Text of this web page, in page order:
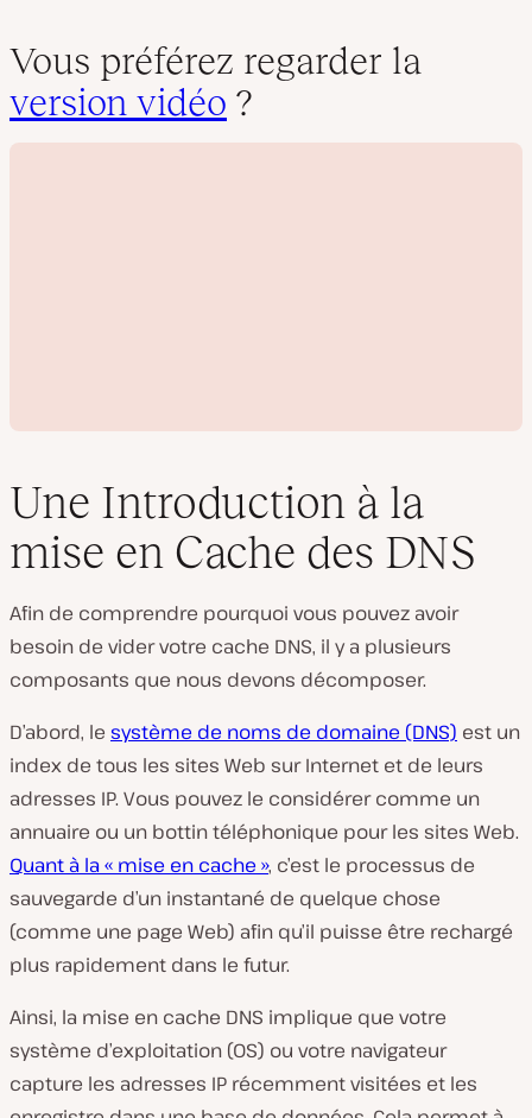
Vous préférez regarder la
version vidéo ?
r
a
v
d
é
o
Une Introduction à la
mise en Cache des DNS
Afin de comprendre pourquoi vous pouvez avoir
besoin de vider votre cache DNS, il y a plusieurs
composants que nous devons décomposer.
D’abord, le système de noms de domaine (DNS) est un
index de tous les sites Web sur Internet et de leurs
adresses IP. Vous pouvez le considérer comme un
annuaire ou un bottin téléphonique pour les sites Web.
Quant à la « mise en cache », c’est le processus de
sauvegarde d’un instantané de quelque chose
(comme une page Web) afin qu’il puisse être rechargé
plus rapidement dans le futur.
Ainsi, la mise en cache DNS implique que votre
système d’exploitation (OS) ou votre navigateur
capture les adresses IP récemment visitées et les